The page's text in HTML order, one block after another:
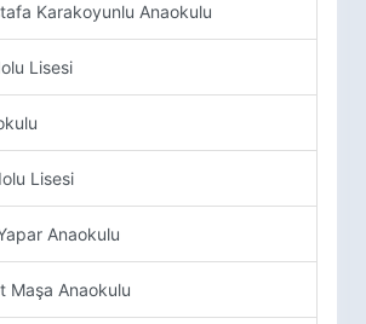
Karakoyunlu Anaokulu
Lisesi
Lisesi
Anaokulu
Maşa Anaokulu